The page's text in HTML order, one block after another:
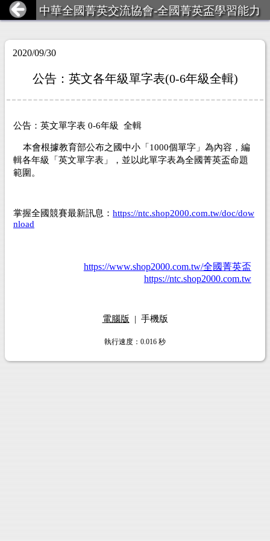
中華全國菁英交流協會-全國菁英盃學習能力
競賽
2020/09/30
公告：英文各年級單字表(0-6年級全輯)
公告：英文單字表 0-6年級 全輯
本會根據教育部公布之國中小「1000個單字」為內容，編
輯各年級「英文單字表」，並以此單字表為全國菁英盃命題
範圍。
掌握全國競賽最新訊息： https://ntc.shop2000.com.tw/doc/dow
nload
https://www.shop2000.com.tw/全國菁英盃
https://ntc.shop2000.com.tw
電腦版 | 手機版
執行速度 ：0.016 秒